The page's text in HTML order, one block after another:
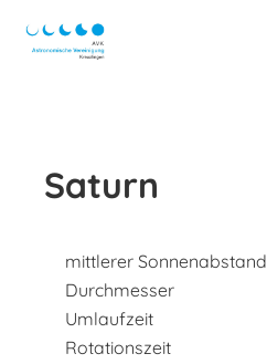
Saturn
mittlerer Sonnenabstand
Durchmesser
Umlaufzeit
Rotationszeit